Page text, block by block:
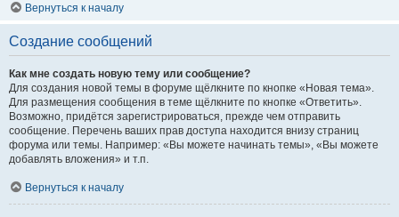
Вернуться к началу
Создание сообщений
Как мне создать новую тему или сообщение?
Для создания новой темы в форуме щёлкните по кнопке «Новая тема».
Для размещения сообщения в теме щёлкните по кнопке «Ответить».
Возможно, придётся зарегистрироваться, прежде чем отправить
сообщение. Перечень ваших прав доступа находится внизу страниц
форума или темы. Например: «Вы можете начинать темы», «Вы можете
добавлять вложения» и т.п.
Вернуться к началу